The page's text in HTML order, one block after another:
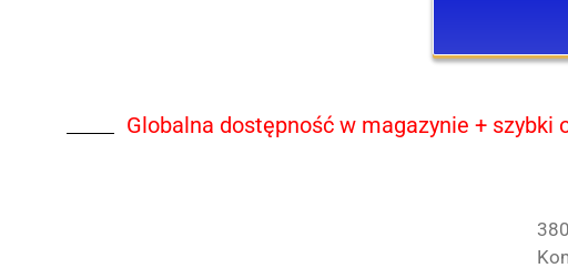
Globalna dostępność w magazynie + szybki